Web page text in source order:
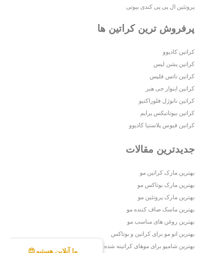
پروتئین ال پی پی کندی بیوتی
پرفروش ترین کراتین ها
کراتین کادیوو
کراتین پشن لیس
کراتین ناتس فلپس
کراتین اینوار جی هیر
کراتین نانوژل فلوراکتیو
کراتین بیوتانیکس پرایم
کراتین فیوس پلاستیا کادیوو
جدیدترین مقالات
بهترین مارک کراتین مو
بهترین مارک بوتاکس مو
بهترین مارک پروتئین مو
بهترین ماسک صاف کننده مو
بهترین روغن های مناسب مو
بهترین اتو مو برای کراتین و بوتاکس
بهترین شامپو برای موهای کراتینه شده